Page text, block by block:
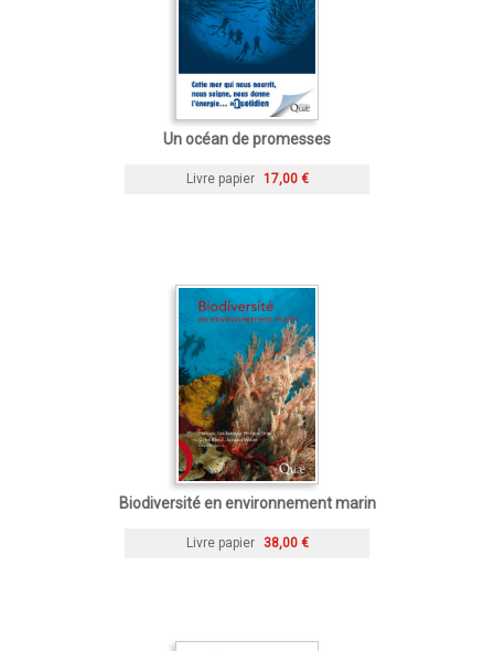
Un océan de promesses
Livre papier 17,00 €
Biodiversité en environnement marin
Livre papier 38,00 €